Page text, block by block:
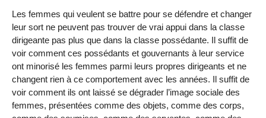
Les femmes qui veulent se battre pour se défendre et changer
leur sort ne peuvent pas trouver de vrai appui dans la classe
dirigeante pas plus que dans la classe possédante. Il suffit de
voir comment ces possédants et gouvernants à leur service
ont minorisé les femmes parmi leurs propres dirigeants et ne
changent rien à ce comportement avec les années. Il suffit de
voir comment ils ont laissé se dégrader l’image sociale des
femmes, présentées comme des objets, comme des corps,